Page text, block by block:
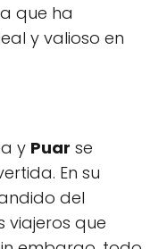
que ha
y valioso en
y Puar se
En su
del
viajeros que